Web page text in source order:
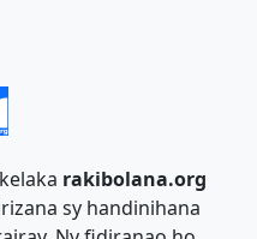
rakibolana.org
sy handinihana